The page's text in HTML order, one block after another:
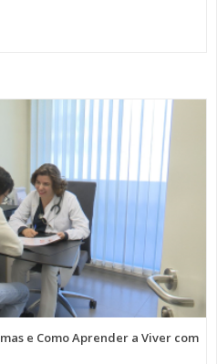
e Como Aprender a Viver com